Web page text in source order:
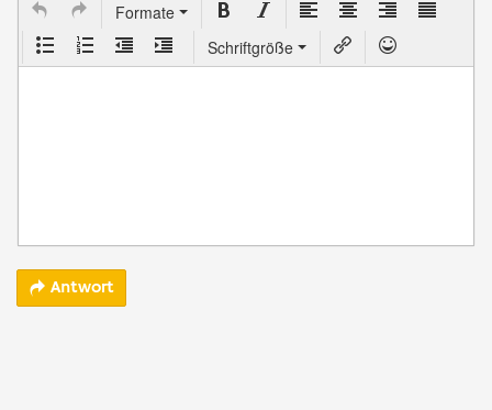
Formate
Schriftgröße
Antwort